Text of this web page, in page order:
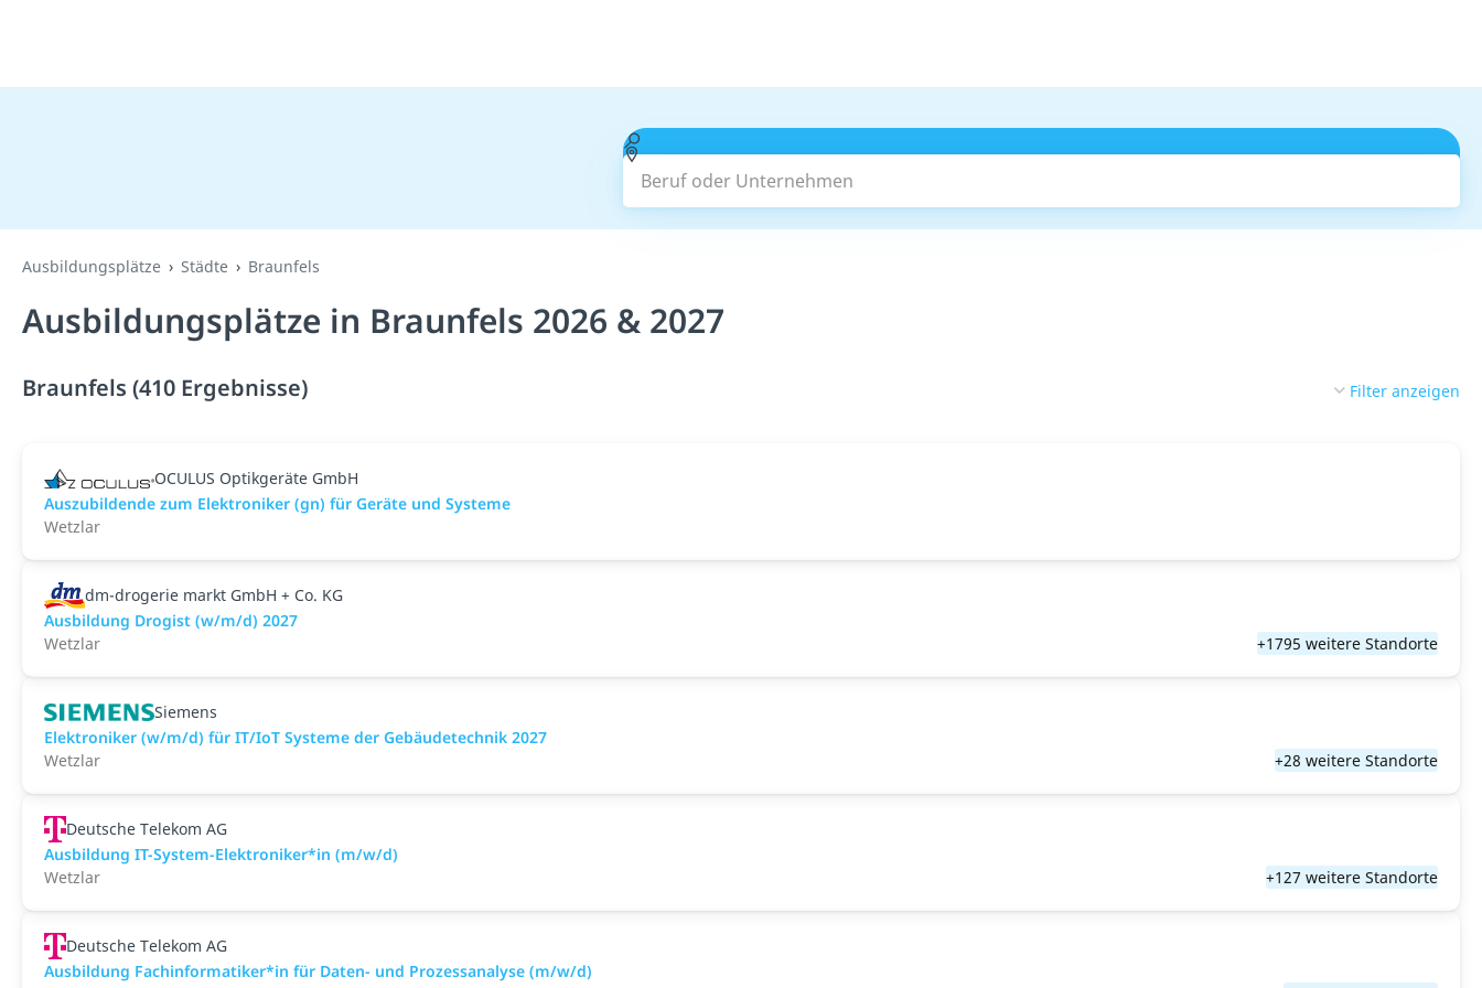
Beruf oder Unternehmen
Ausbildungsplätze Städte Braunfels
Ausbildungsplätze in Braunfels 2026 & 2027
Braunfels (410 Ergebnisse) Filter anzeigen
OCULUS Optikgeräte GmbH
Auszubildende zum Elektroniker (gn) für Geräte und Systeme
Wetzlar
dm-drogerie markt GmbH + Co. KG
Ausbildung Drogist (w/m/d) 2027
Wetzlar
+1795 weitere Standorte
Siemens
Elektroniker (w/m/d) für IT/IoT Systeme der Gebäudetechnik 2027
Wetzlar
+28 weitere Standorte
Deutsche Telekom AG
Ausbildung IT-System-Elektroniker*in (m/w/d)
Wetzlar
+127 weitere Standorte
Deutsche Telekom AG
Ausbildung Fachinformatiker*in für Daten- und Prozessanalyse (m/w/d)